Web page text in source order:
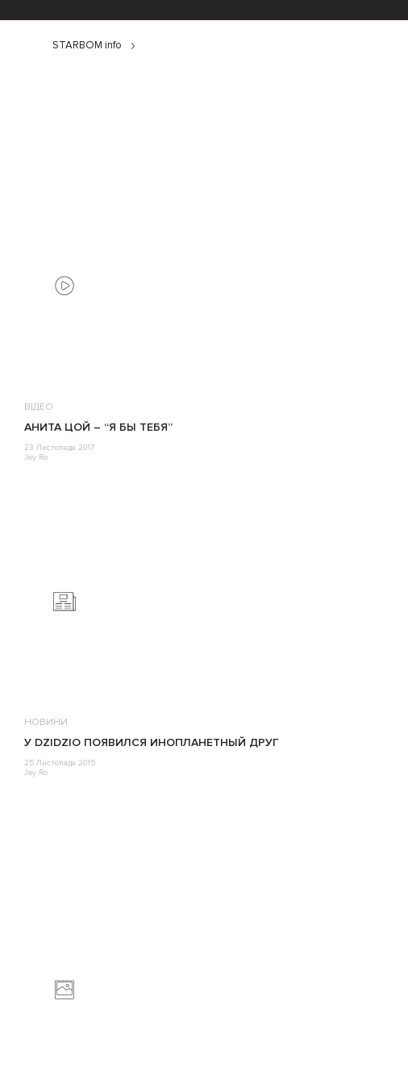
STARBOM info
ВІДЕО
АНИТА ЦОЙ – “Я БЫ ТЕБЯ”
23 Листопада 2017
Jey Ro
НОВИНИ
У DZIDZIO ПОЯВИЛСЯ ИНОПЛАНЕТНЫЙ ДРУГ
25 Листопада 2015
Jey Ro